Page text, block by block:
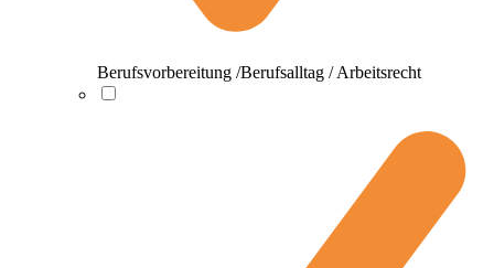
Berufsvorbereitung /Berufsalltag / Arbeitsrecht